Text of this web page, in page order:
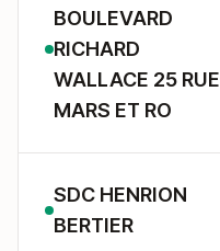
BOULEVARD
RICHARD
WALLACE 25 RUE
MARS ET RO
SDC HENRION
BERTIER